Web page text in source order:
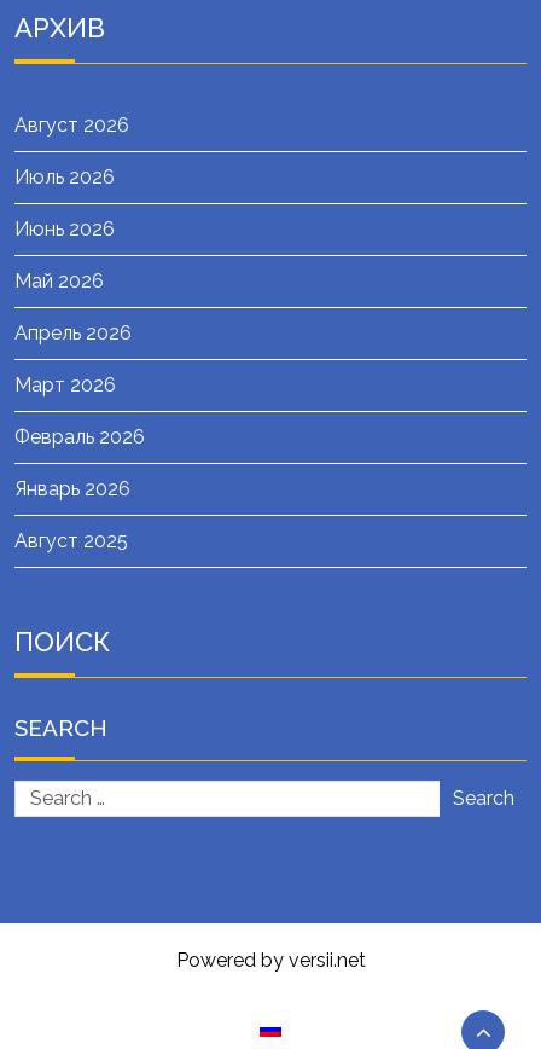
АРХИВ
Август 2026
Июль 2026
Июнь 2026
Май 2026
Апрель 2026
Март 2026
Февраль 2026
Январь 2026
Август 2025
ПОИСК
SEARCH
Search
Powered by versii.net